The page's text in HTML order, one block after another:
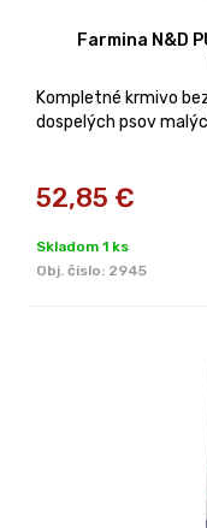
Farmina N&D
Kompletné krmivo
dospelých psov
52,85 €
Skladom 1 ks
Obj. čislo: 2945